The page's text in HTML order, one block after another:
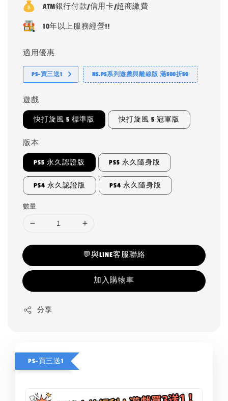
ATM銀行付款/信用卡/超商繳費
10年以上服務經營!!
適用優惠
PS-買三送1 NS.PS系列遊戲與離線版 滿500折50
遊戲
快打旋風 5 標準版 快打旋風 5 冠軍版
版本
PS5 永久認證版 PS5 永久隨身版
PS4 永久認證版 PS4 永久隨身版
數量
💬與LINE客服聯絡
加入購物車
分享
PS-買三送1